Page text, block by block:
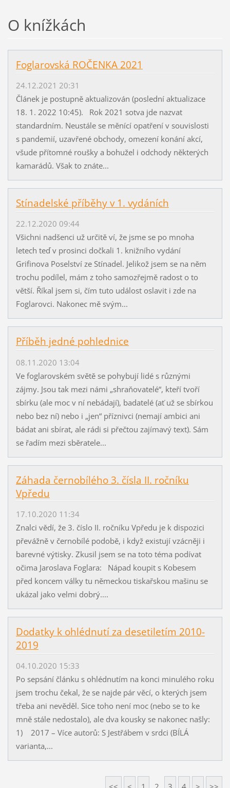
O knížkách
Foglarovská ROČENKA 2021
24.12.2021 20:31
Článek je postupně aktualizován (poslední aktualizace
18. 1. 2022 10:45). Rok 2021 sotva jde nazvat
standardním. Neustále se měnící opatření v souvislosti
s pandemií, uzavřené obchody, omezení konání akcí,
všude přítomné roušky a bohužel i odchody některých
kamarádů. Však to znáte...
Stínadelské příběhy v 1. vydáních
22.12.2020 09:44
Všichni nadšenci už určitě ví, že jsme se po mnoha
letech teď v prosinci dočkali 1. knižního vydání
Grifinova Poselství ze Stínadel. Jelikož jsem se na něm
trochu podílel, mám z toho samozřejmě radost o to
větší. Říkal jsem si, čím tuto událost oslavit i zde na
Foglarovci. Nakonec mě svým...
Příběh jedné pohlednice
08.11.2020 13:04
Ve foglarovském světě se pohybují lidé s různými
zájmy. Jsou tak mezi námi „shraňovatelé“, kteří tvoří
sbírku (ale moc v ní nebádají), badatelé (ať už se sbírkou
nebo bez ní) nebo i „jen“ příznivci (nemají ambici ani
bádat ani sbírat, ale rádi si přečtou zajímavý text). Sám
se řadím mezi sběratele...
Záhada černobílého 3. čísla II. ročníku
Vpředu
17.10.2020 11:34
Znalci vědí, že 3. číslo II. ročníku Vpředu je k dispozici
převážně v černobílé podobě, i když existují vzácněji i
barevné výtisky. Zkusil jsem se na toto téma podívat
očima Jaroslava Foglara: Nápad koupit s Kobesem
před koncem války tu německou tiskařskou mašinu se
ukázal jako velmi dobrý....
Dodatky k ohlédnutí za desetiletím 2010-
2019
04.10.2020 15:33
Po sepsání článku s ohlédnutím na konci minulého roku
jsem trochu čekal, že se najde pár věcí, o kterých jsem
třeba ani nevěděl. Sice toho není moc (nebo se to ke
mně stále nedostalo), ale dva kousky se nakonec našly:
1) 2017 – Více autorů: S Jestřábem v srdci (BÍLÁ
varianta,...